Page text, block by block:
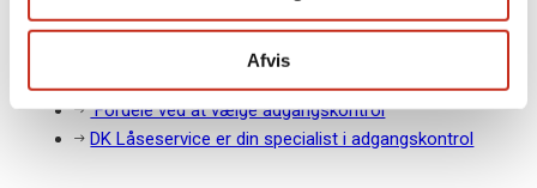
Afvis
Hvad er adgangskontrol?
Fordele ved at vælge adgangskontrol
DK Låseservice er din specialist i adgangskontrol